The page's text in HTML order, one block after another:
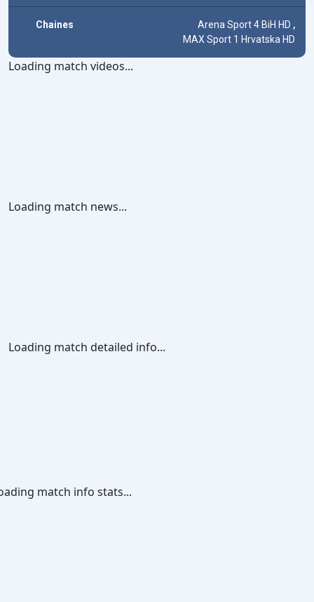
Chaines Arena Sport 4 BiH HD ,
MAX Sport 1 Hrvatska HD
Loading match videos...
Loading match news...
Loading match detailed info...
match info stats...